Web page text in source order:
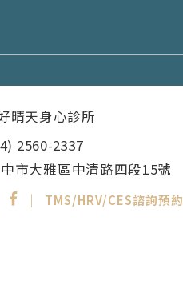
晴天身心診所
2560-2337
市大雅區中清路四段15號
｜ TMS/HRV/CES諮詢預約